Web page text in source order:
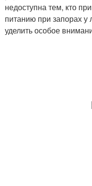
недоступна тем, кто
питанию при запорах
уделить особое